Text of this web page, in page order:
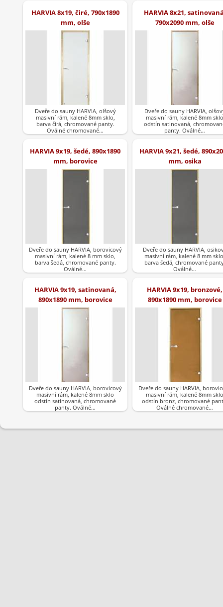
HARVIA 8x19, čiré, 790x1890
mm, olše
Dveře do sauny HARVIA, olšový
masivní rám, kalené 8mm sklo,
barva čirá, chromované panty.
Oválné chromované…
HARVIA 8x21,
790x2090 mm, olše
Dveře do sauny HARVIA,
masivní rám, kalené 8mm sklo
odstín satinovaná,
panty. Oválné…
HARVIA 9x19, šedé, 890x1890
mm, borovice
Dveře do sauny HARVIA, borovicový
masivní rám, kalené 8 mm sklo,
barva šedá, chromované panty.
Oválné…
HARVIA 9x21, šedé,
mm, osika
Dveře do sauny HARVIA,
masivní rám, kalené 8 mm
barva šedá, chromované
Oválné…
HARVIA 9x19, satinovaná,
890x1890 mm, borovice
Dveře do sauny HARVIA, borovicový
masivní rám, kalené 8mm sklo
odstín satinovaná, chromované
panty. Oválné…
HARVIA 9x19, bronzové,
890x1890 mm, borovice
Dveře do sauny HARVIA,
masivní rám, kalené 8mm sklo
odstín bronz, chromované
Oválné chromované…